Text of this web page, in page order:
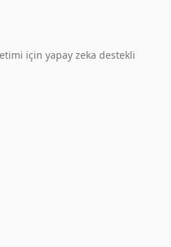
için yapay zeka destekli